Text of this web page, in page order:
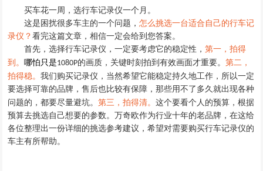
买车花一周 ，选行车记录仪一个月 。
这是困扰很多车主的一个问题 ，怎么挑选一台适合自己的行车记
录仪 ？看完这篇文章 ，相信一定会给到您答案。
首先 ，选择行车记录仪，一定要考虑它的稳定性 ，第一，拍得
到。哪怕只是1080P的画质，关键时刻拍到有效画面才重要。第二，
拍得稳。我们购买记录仪，当然希望它能稳定持久地工作，所以一定
要选择可靠的品牌，售后也比较有保障，那些用不了多久就出现各种
问题的，都要尽量避坑。第三，拍得清。这个要看个人的预算，根据
预算去挑选自己想要的参数。万奇欧作为行业十年的老品牌 ，在这给
各位整理出一份详细的挑选参考建议 ，希望对需要购买行车记录仪的
车主有所帮助。